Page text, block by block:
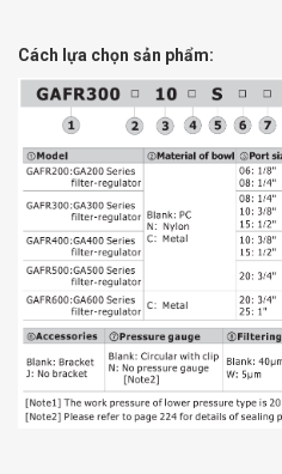
Cách lựa chọn sản phẩm: